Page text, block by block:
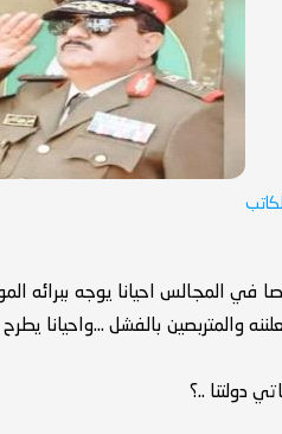
المجالس احيانا يوجه ببرائه
والمتربصين بالفشل ...واحيانا
دولتنا ..؟